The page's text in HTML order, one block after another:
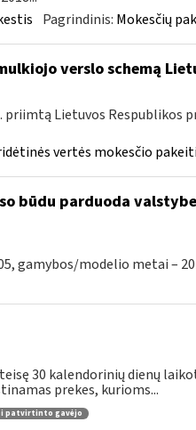
Pagrindinis: Mokesčių
verslo schemą
Lietuvos Respublikos
vertės mokesčio
būdu parduoda
gamybos/modelio metai –
30 kalendorinių dienų
prekes, kurioms...
patvirtinto gavėjo